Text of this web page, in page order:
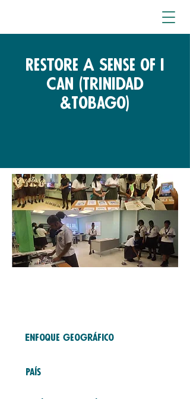
Restore A Sense of I
Can (Trinidad
&Tobago)
Enfoque geográfico
País